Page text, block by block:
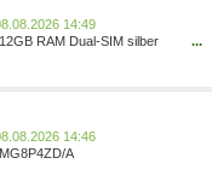
14:49
RAM Dual-SIM silber
...
14:46
A